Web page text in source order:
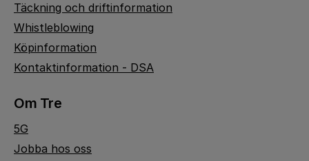
Täckning och driftinformation
Whistleblowing
Köpinformation
Kontaktinformation - DSA
Om Tre
5G
Jobba hos oss